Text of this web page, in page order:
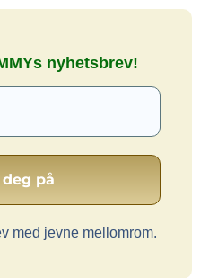
nyhetsbrev!
med jevne mellomrom.